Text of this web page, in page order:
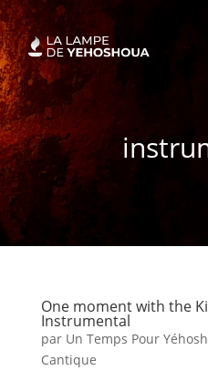
One moment with the
Instrumental
par Un Temps Pour
Cantique